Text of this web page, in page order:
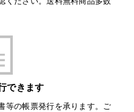
できます
等の帳票発行を承ります。ご